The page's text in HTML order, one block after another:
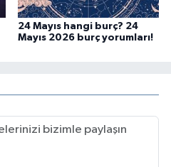
24 Mayıs hangi burç? 24
Mayıs 2026 burç yorumları!